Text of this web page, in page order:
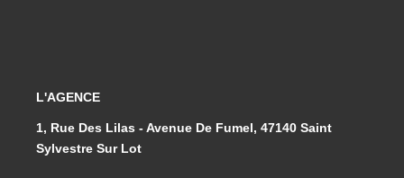
L'AGENCE
1, Rue Des Lilas - Avenue De Fumel, 47140 Saint
Sylvestre Sur Lot